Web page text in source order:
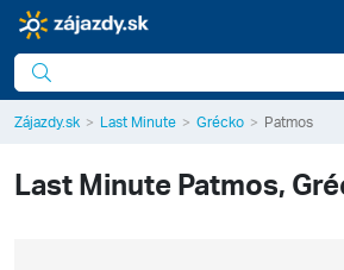
Zájazdy.sk Last Minute Grécko Patmos
Last MinutePatmos,